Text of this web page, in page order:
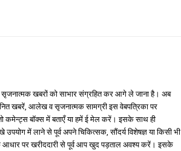
खबरों को साभार संग्रहित कर आगे ले जाना है। अब
खबरें, आलेख व सृजनात्मक सामग्री इस वेबपत्रिका पर
कमेन्ट्स बॉक्स में बताएँ या हमें ई मेल करें। इसके साथ ही
में लाने से पूर्व अपने चिकित्सक, सौंदर्य विशेषज्ञ या किसी भी
पर खरीददारी से पूर्व आप खुद पड़ताल अवश्य करें। इसके